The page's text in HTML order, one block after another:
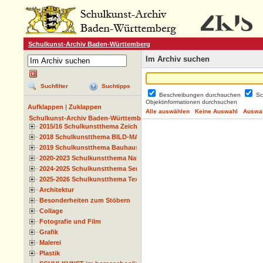
Schulkunst-Archiv Baden-Württemberg
Suchfilter Suchtipps
Aufklappen
Zuklappen
Schulkunst-Archiv Baden-Württemberg
2015/16 Schulkunstthema Zeichnen
2018 Schulkunstthema BILD-MATERIAL-OBJEKT
2019 Schulkunstthema Bauhaus
2020-2023 Schulkunstthema Natur und Zeit
2024-2025 Schulkunstthema Serie
2025-2026 Schulkunstthema Textil
Architektur
Besonderheiten zum Stöbern
Collage
Fotografie und Film
Grafik
Malerei
Plastik
Im Archiv suchen
Beschreibungen durchsuchen
Objektinformationen durchsuchen
Alle auswählen
Keine Auswahl